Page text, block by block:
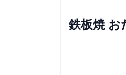
ス
キ
鉄板焼